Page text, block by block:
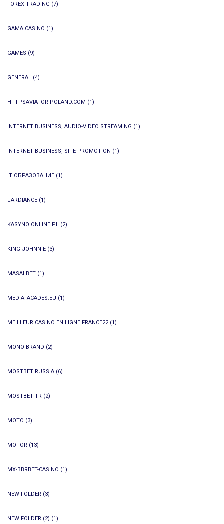
FOREX TRADING (7)
GAMA CASINO (1)
GAMES (9)
GENERAL (4)
HTTPSAVIATOR-POLAND.COM (1)
INTERNET BUSINESS, AUDIO-VIDEO STREAMING (1)
INTERNET BUSINESS, SITE PROMOTION (1)
IT ОБРАЗОВАНИЕ (1)
JARDIANCE (1)
KASYNO ONLINE PL (2)
KING JOHNNIE (3)
MASALBET (1)
MEDIAFACADES.EU (1)
MEILLEUR CASINO EN LIGNE FRANCE22(1)
MONO BRAND (2)
MOSTBET RUSSIA (6)
MOSTBET TR (2)
MOTO (3)
MOTOR (13)
MX-BBRBET-CASINO (1)
NEW FOLDER (3)
NEW FOLDER (2) (1)